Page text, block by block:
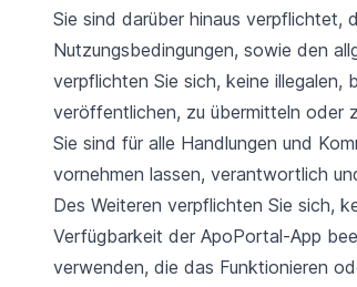
Sie sind darüber hinaus verpflichtet,
Nutzungsbedingungen, sowie den
verpflichten Sie sich, keine illegalen,
veröffentlichen, zu übermitteln oder
Sie sind für alle Handlungen und
vornehmen lassen, verantwortlich
Des Weiteren verpflichten Sie sich,
Verfügbarkeit der ApoPortal-App
verwenden, die das Funktionieren